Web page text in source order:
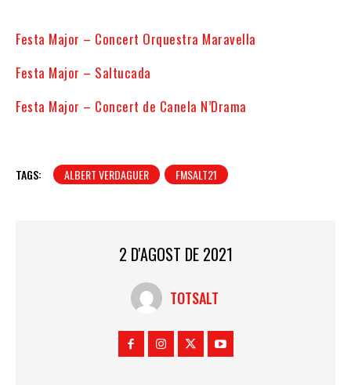
Festa Major – Concert Orquestra Maravella
Festa Major – Saltucada
Festa Major – Concert de Canela N’Drama
TAGS: ALBERT VERDAGUER FMSALT21
2 D'AGOST DE 2021
TOTSALT